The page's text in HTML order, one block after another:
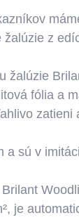
z
žalúzie
fólia a
zatieni
a sú v
je